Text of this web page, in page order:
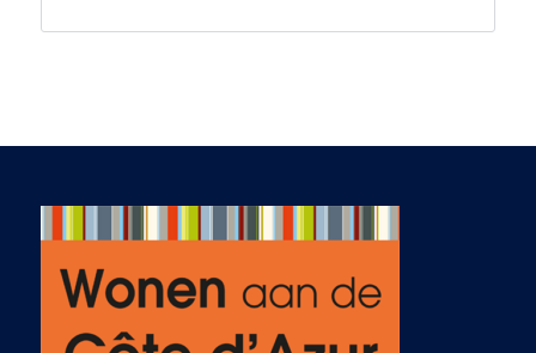
security, sea views
together several
locations that fitted
looking and seeing